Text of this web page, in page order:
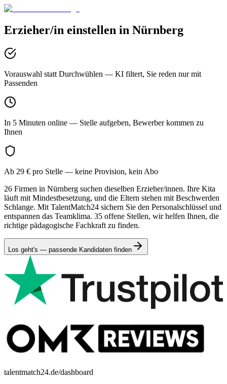
Erzieher/in einstellen in Nürnberg
Vorauswahl statt Durchwühlen — KI filtert, Sie reden nur mit
Passenden
In 5 Minuten online — Stelle aufgeben, Bewerber kommen zu
Ihnen
Ab 29 € pro Stelle — keine Provision, kein Abo
26 Firmen in Nürnberg suchen dieselben Erzieher/innen. Ihre Kita
läuft mit Mindestbesetzung, und die Eltern stehen mit Beschwerden
Schlange. Mit TalentMatch24 sichern Sie den Personalschlüssel und
entspannen das Teamklima. 35 offene Stellen, wir helfen Ihnen, die
richtige pädagogische Fachkraft zu finden.
Los geht's — passende Kandidaten finden
talentmatch24.de/dashboard